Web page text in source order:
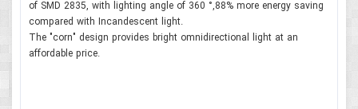
of SMD 2835, with lighting angle of 360 °,88% more energy saving
compared with Incandescent light.
The "corn" design provides bright omnidirectional light at an
affordable price.